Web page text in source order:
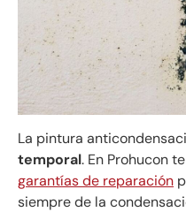
La pintura
temporal. En Prohucon
garantías de reparación
siempre de la